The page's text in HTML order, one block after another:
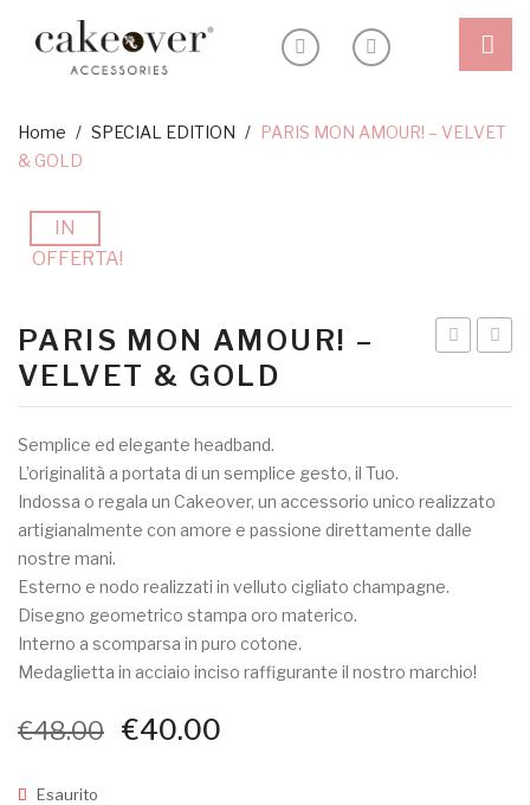
Shop
Ceremony
About
Home / SPECIAL EDITION / PARIS MON AMOUR! – VELVET
& GOLD
IN
OFFERTA!
Headband
PAISLEY
#2
PARIS MON AMOUR! –
VELVET & GOLD
Semplice ed elegante headband.
L’originalità a portata di un semplice gesto, il Tuo.
Indossa o regala un Cakeover, un accessorio unico realizzato
artigianalmente con amore e passione direttamente dalle
nostre mani.
Esterno e nodo realizzati in velluto cigliato champagne.
Disegno geometrico stampa oro materico.
Interno a scomparsa in puro cotone.
Medaglietta in acciaio inciso raffigurante il nostro marchio!
€48.00 Il
€40.00
Esaurito